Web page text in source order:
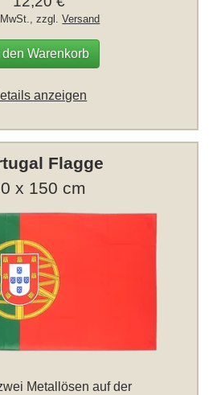
zzgl.Versand
den Warenkorb
anzeigen
Flagge
x 150 cm
Metallösen auf der